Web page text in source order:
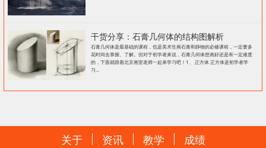
干货分享：石膏几何体的结构图解析
石膏几何体是最基础的课程，也是美术生画石膏和静物的必修课程，一定要多
花时间去掌握、了解。但对于初学者来说，石膏几何体想画好还是有一定难度
的，下面就跟着北京画室老师一起来学习吧！1、 正方体 正方体是初学者学
习...
关于 资讯 教学
成绩